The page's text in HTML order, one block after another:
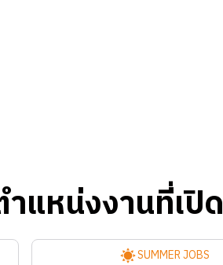
แหน่งงานที่เ
SUMMER JOBS